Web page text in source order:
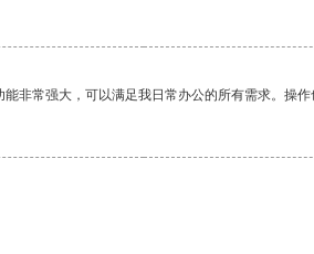
非常强大，可以满足我日常办公的所有需求。操作